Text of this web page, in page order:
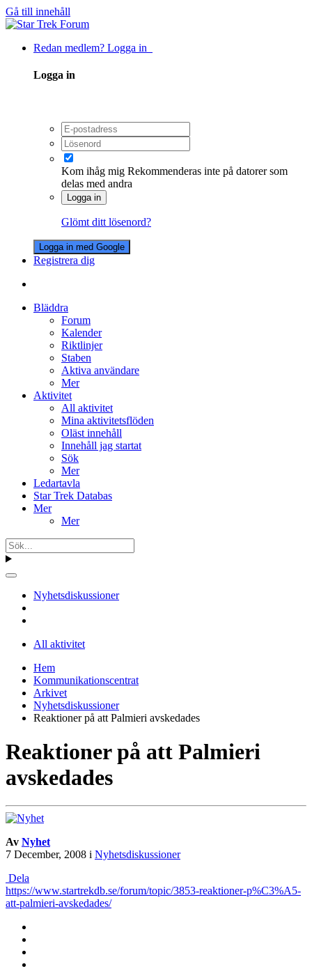
Gå till innehåll
Redan medlem? Logga in
Logga in
Kom ihåg mig Rekommenderas inte på datorer som
delas med andra
Logga in
Glömt ditt lösenord?
Logga in med Google
Registrera dig
Bläddra
Forum
Kalender
Riktlinjer
Staben
Aktiva användare
Mer
Aktivitet
All aktivitet
Mina aktivitetsflöden
Oläst innehåll
Innehåll jag startat
Sök
Mer
Ledartavla
Star Trek Databas
Mer
Mer
Nyhetsdiskussioner
All aktivitet
Hem
Kommunikationscentrat
Arkivet
Nyhetsdiskussioner
Reaktioner på att Palmieri avskedades
Reaktioner på att Palmieri
avskedades
Av Nyhet
7 December, 2008 i Nyhetsdiskussioner
Dela
https://www.startrekdb.se/forum/topic/3853-reaktioner-p%C3%A5-
att-palmieri-avskedades/